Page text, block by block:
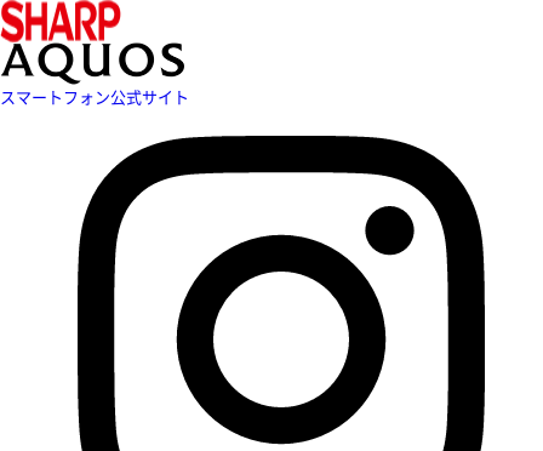
スマートフォン公式サイト